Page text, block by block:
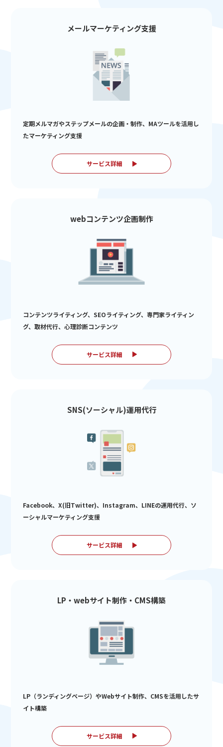
メールマーケティング支援
定期メルマガやステップメールの企画・制作、MAツールを活用し
たマーケティング支援
サービス詳細
webコンテンツ企画制作
コンテンツライティング、SEOライティング、専門家ライティン
グ、取材代行、心理診断コンテンツ
サービス詳細
SNS(ソーシャル)運用代行
Facebook、X(旧Twitter)、Instagram、LINEの運用代行、ソ
ーシャルマーケティング支援
サービス詳細
LP・webサイト制作・CMS構築
LP（ランディングページ）やWebサイト制作、CMSを活用したサ
イト構築
サービス詳細